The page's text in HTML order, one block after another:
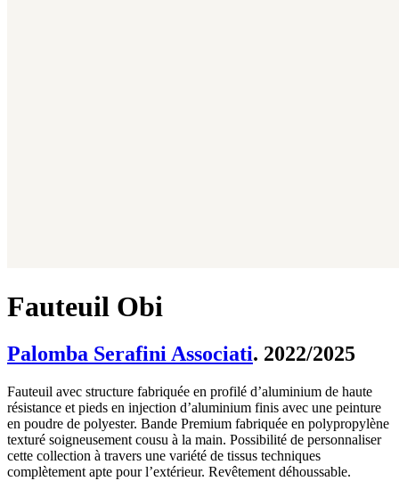
Fauteuil Obi
Palomba Serafini Associati. 2022/2025
Fauteuil avec structure fabriquée en profilé d’aluminium de haute
résistance et pieds en injection d’aluminium finis avec une peinture
en poudre de polyester. Bande Premium fabriquée en polypropylène
texturé soigneusement cousu à la main. Possibilité de personnaliser
cette collection à travers une variété de tissus techniques
complètement apte pour l’extérieur. Revêtement déhoussable.